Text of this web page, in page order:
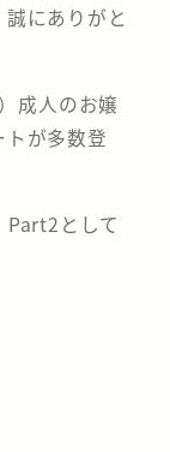
にありがと
成人のお嬢
が多数登
Part2として